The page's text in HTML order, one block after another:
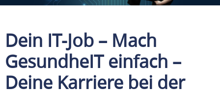
Dein IT-Job – Mach
GesundheIT einfach –
Deine Karriere bei der